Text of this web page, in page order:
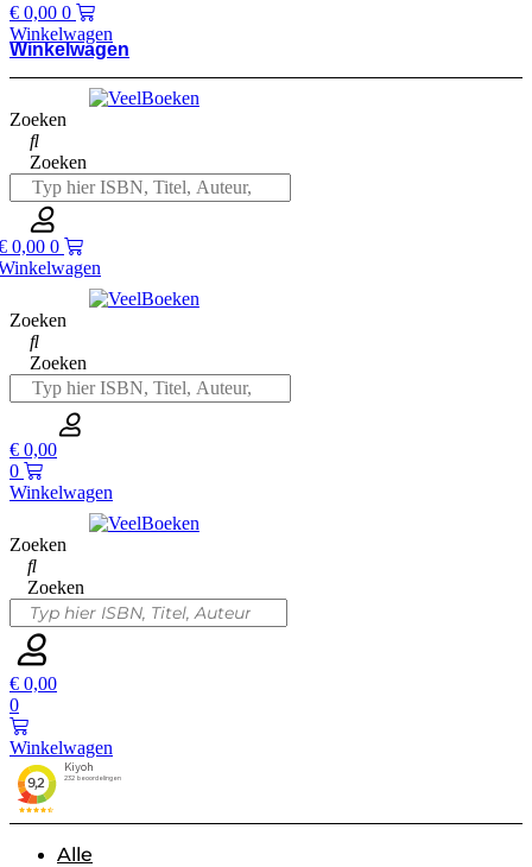
€ 0,00 0
Winkelwagen
Winkelwagen
Zoeken
Zoeken
0,00 0
Zoeken
Zoeken
€ 0,00
0
Winkelwagen
Zoeken
Zoeken
€ 0,00
0
Winkelwagen
Alle